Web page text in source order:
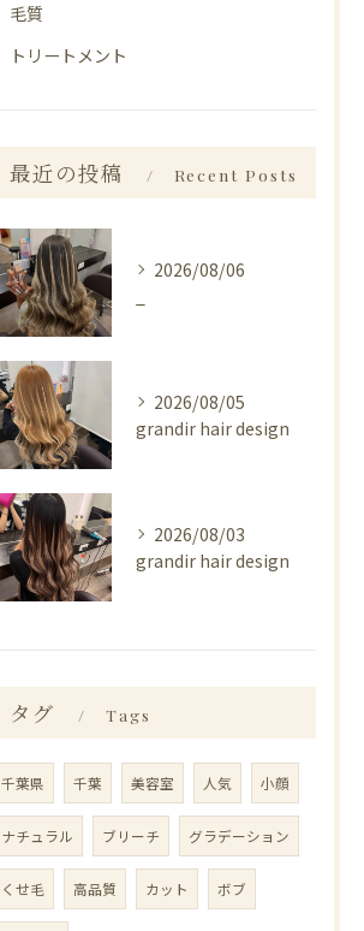
毛質
トリートメント
最近の投稿 Recent Posts
2026/08/06
2026/08/05
grandir hair design
2026/08/03
grandir hair design
タグ Tags
千葉県 千葉 美容室 人気 小顔
ナチュラル ブリーチ グラデーション
くせ毛 高品質 カット ボブ